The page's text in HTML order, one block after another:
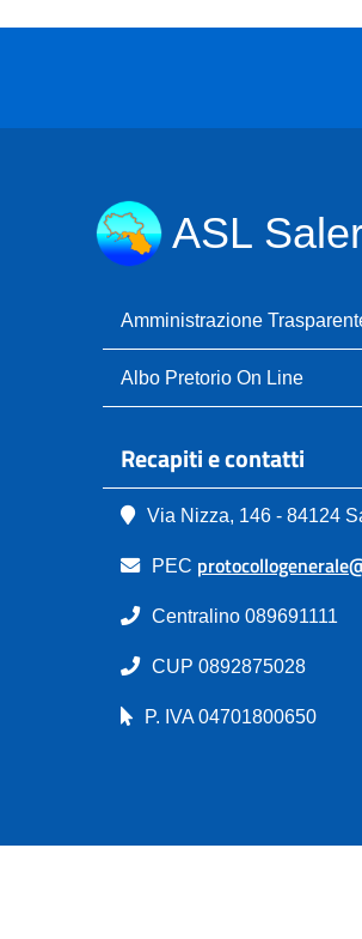
ASL
Amministrazione
Albo Pretorio On Line
Recapiti e contatti
Via Nizza, 146 - 84124
PEC
Centralino 089691111
CUP 0892875028
P. IVA 04701800650